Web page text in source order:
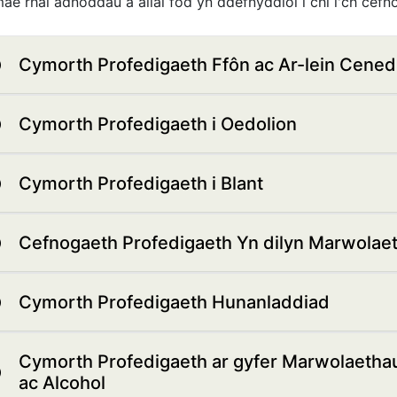
Cymorth Profedigaeth Ffôn ac Ar-lein
Cymorth Profedigaeth i Oedolion
Cymorth Profedigaeth i Blant
Cefnogaeth Profedigaeth Yn dilyn
Cymorth Profedigaeth Hunanladdiad
Cymorth Profedigaeth ar gyfer
ac Alcohol